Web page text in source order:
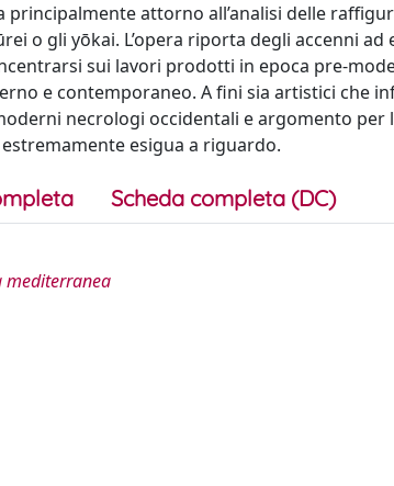
principalmente attorno all’analisi delle
o gli yōkai. L’opera riporta degli accenni
sui lavori prodotti in epoca pre-
e contemporaneo. A fini sia artistici che
necrologi occidentali e argomento
esigua a riguardo.
Scheda completa (DC)
mediterranea